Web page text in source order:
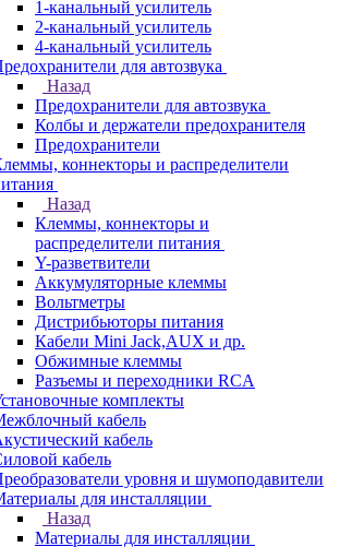
1-канальный усилитель
2-канальный усилитель
4-канальный усилитель
для автозвука
Назад
Предохранители для автозвука
Колбы и держатели предохранителя
Предохранители
коннекторы и распределители
Назад
Клеммы, коннекторы и
распределители питания
Y-разветвители
Аккумуляторные клеммы
Вольтметры
Дистрибьюторы питания
Кабели Mini Jack,AUX и др.
Обжимные клеммы
Разъемы и переходники RCA
комплекты
кабель
кабель
кабель
уровня и шумоподавители
для инсталляции
Назад
Материалы для инсталляции